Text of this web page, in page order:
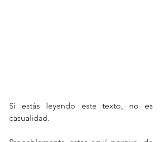
Si estás leyendo este texto, no es
casualidad.